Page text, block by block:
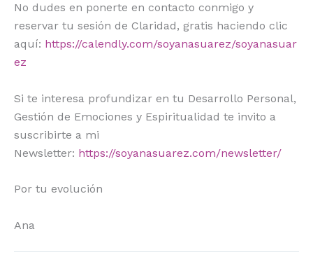
No dudes en ponerte en contacto conmigo y
reservar tu sesión de Claridad, gratis haciendo clic
aquí: https://calendly.com/soyanasuarez/soyanasuar
ez
Si te interesa profundizar en tu Desarrollo Personal,
Gestión de Emociones y Espiritualidad te invito a
suscribirte a mi
Newsletter: https://soyanasuarez.com/newsletter/
Por tu evolución
Ana